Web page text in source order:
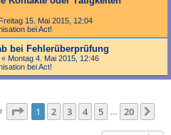
15. Mai 2015, 12:04
bei Act!
bei Fehlerüberprüfung
« Montag 4. Mai 2015, 12:46
bei Act!
Seite 1von 20
1 2 3 4 5 20